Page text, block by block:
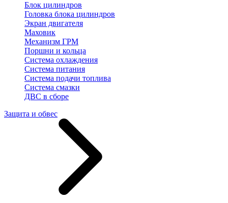
Блок цилиндров
Головка блока цилиндров
Экран двигателя
Маховик
Механизм ГРМ
Поршни и кольца
Система охлаждения
Система питания
Система подачи топлива
Система смазки
ДВС в сборе
Защита и обвес